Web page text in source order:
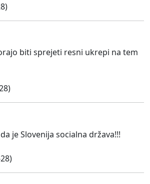
biti sprejeti resni ukrepi na tem
je Slovenija socialna država!!!